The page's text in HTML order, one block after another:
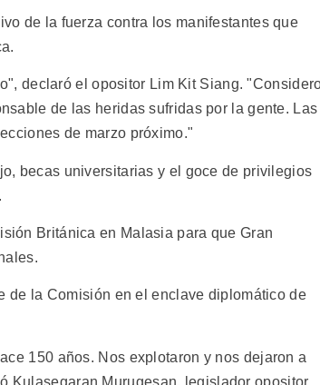
de la fuerza contra los manifestantes que
declaró el opositor Lim Kit Siang.
de las heridas sufridas por la gente. Las
de marzo próximo."
becas universitarias y el goce de privilegios
Británica en Malasia para que Gran
de la Comisión en el enclave diplomático de
150 años. Nos explotaron y nos dejaron a
Kulasegaran Murugesan, legislador opositor